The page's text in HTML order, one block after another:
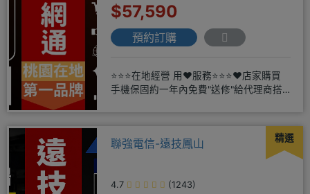
$57,590
預約訂購
⭐⭐⭐在地經營 用❤️服務⭐⭐⭐❤️店家購買
手機保固約一年內免費"送修"給代理商搭
精選
聯強電信-遠技鳳山
4.7
(1243)